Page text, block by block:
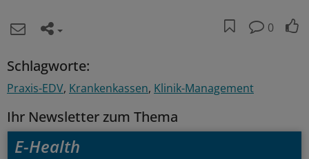
0
Schlagworte:
Praxis-EDV Krankenkassen Klinik-Management
Ihr Newsletter zum Thema
E-Health